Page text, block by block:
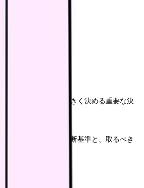
ます。
判断基準
してのキャリアを大きく決める重要な決
うための具体的な判断基準と、取るべき
説します。
析